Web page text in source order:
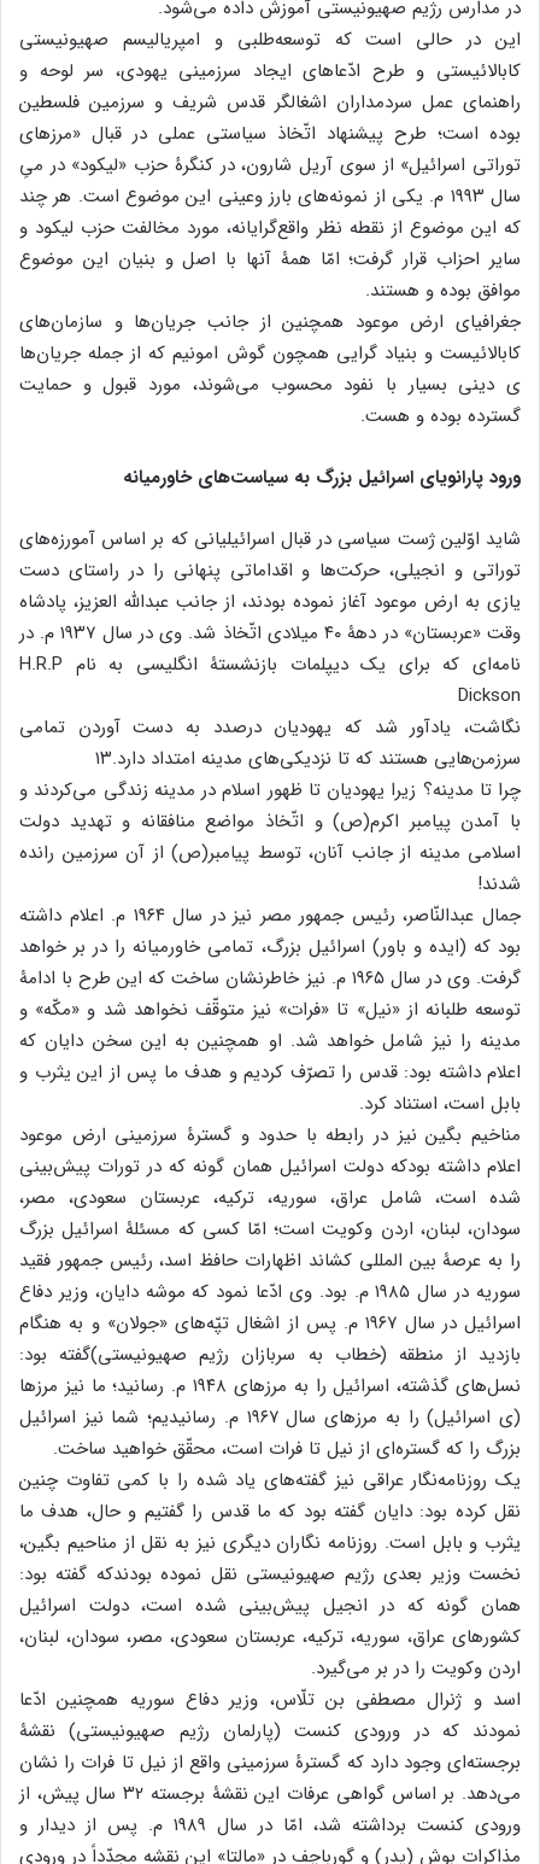
در مدارس رژیم صهیونیستی آموزش داده می‌شود.
این در حالی است که توسعه‌طلبی و امپریالیسم صهیونیستی
کابالائیستی و طرح ادّعا‌های ایجاد سرزمینی یهودی، سر لوحه و
راهنمای عمل سردمداران اشغالگر قدس شریف و سرزمین فلسطین
بوده است؛ طرح پیشنهاد اتّخاذ سیاستی عملی در قبال «مرزهای
توراتی اسرائیل» از سوی آریل شارون، در کنگرۀ حزب «لیکود» در میِ
‌سال ۱۹۹۳ م. یکی از نمونه‌های بارز وعینی این موضوع است. هر چند
که این موضوع از نقطه نظر واقع‌گرایانه، مورد مخالفت حزب لیکود و
سایر احزاب قرار گرفت؛ امّا همۀ آنها با اصل و بنیان این موضوع
موافق بوده و هستند.
جغرافیای ارض موعود همچنین از جانب جریان‌ها و سازمان‌های
کابالائیست و بنیاد گرایی همچون گوش امونیم که از جمله جریان‌ها
ی دینی بسیار با نفود محسوب می‌شوند، مورد قبول و حمایت
گسترده بوده و هست.
ورود پارانویای اسرائیل بزرگ به سیاست‌های خاورمیانه
شاید اوّلین ژست سیاسی در قبال اسرائیلیانی که بر اساس آمورزه‌های
توراتی و انجیلی، حرکت‌ها و اقداماتی پنهانی را در راستای دست
یازی به ارض موعود آغاز نموده بودند، از جانب عبدالله العزیز، پادشاه
وقت «عربستان» در دهۀ ۴۰ میلادی اتّخاذ شد. وی در سال ۱۹۳۷ م. در
نامه‌ای که برای یک دیپلمات بازنشستۀ انگلیسی به نام H.R.P
Dickson
نگاشت، یادآور شد که یهودیان درصدد به دست آوردن تمامی
سرزمن‌هایی هستند که تا نزدیکی‌های مدینه امتداد دارد.۱۳
چرا تا مدینه؟ زیرا یهودیان تا ظهور اسلام در مدینه زندگی می‌کردند و
با آمدن پیامبر اکرم(ص) و اتّخاذ مواضع منافقانه و تهدید دولت
اسلامی مدینه از جانب آنان، توسط پیامبر(ص) از آن سرزمین رانده
شدند!
جمال عبدالنّاصر، رئیس جمهور مصر نیز در سال ۱۹۶۴ م. اعلام داشته
بود که (ایده و باور) اسرائیل بزرگ، تمامی خاورمیانه را در بر خواهد
گرفت. وی در سال ۱۹۶۵ م. نیز خاطرنشان ساخت که این طرح با ادامۀ
توسعه طلبانه از «نیل» تا «فرات» نیز متوقّف نخواهد شد و «مکّه» و
مدینه را نیز شامل خواهد شد. او همچنین به این سخن دایان که
اعلام داشته بود: قدس را تصرّف کردیم و هدف ما پس از این یثرب و
بابل است، استناد کرد.
مناخیم بگین نیز در رابطه با حدود و گسترۀ سرزمینی ارض موعود
اعلام داشته بودکه دولت اسرائیل همان گونه که در تورات پیش‌بینی
شده است، شامل عراق، سوریه، ترکیه، عربستان سعودی، مصر،
سودان، لبنان، اردن وکویت است؛ امّا کسی که مسئلۀ اسرائیل بزرگ
را به عرصۀ بین المللی کشاند اظهارات حافظ اسد، رئیس جمهور فقید
سوریه در سال ۱۹۸۵ م. بود. وی ادّعا نمود که موشه دایان، وزیر دفاع
اسرائیل در سال ۱۹۶۷ م. پس از اشغال تپّه‌های «جولان» و به هنگام
بازدید از منطقه (خطاب به سربازان رژیم صهیونیستی)گفته بود:
نسل‌های گذشته، اسرائیل را به مرزهای ۱۹۴۸ م. رسانید؛ ما نیز مرزها
(ی اسرائیل) را به مرزهای سال ۱۹۶۷ م. رسانیدیم؛ شما نیز اسرائیل
بزرگ را که گستره‌ای از نیل تا فرات است، محقّق خواهید ساخت.
یک روزنامه‌نگار عراقی نیز گفته‌های یاد شده را با کمی تفاوت چنین
نقل کرده بود: دایان گفته بود که ما قدس را گفتیم و حال، هدف ما
یثرب و بابل است. روزنامه نگاران دیگری نیز به نقل از مناحیم بگین،
نخست وزیر بعدی رژیم صهیونیستی نقل نموده بودندکه گفته بود:
همان گونه که در انجیل پیش‌بینی شده است، دولت اسرائیل
کشورهای عراق، سوریه، ترکیه، عربستان سعودی، مصر، سودان، لبنان،
اردن وکویت را در بر می‌گیرد.
اسد و ژنرال مصطفی بن تلّاس، وزیر دفاع سوریه همچنین ادّعا
نمودند که در ورودی کنست (پارلمان رژیم صهیونیستی) نقشۀ
برجسته‌ای وجود دارد که گسترۀ سرزمینی واقع از نیل تا فرات را نشان
می‌دهد. بر اساس گواهی عرفات این نقشۀ برجسته ۳۲ سال پیش، از
ورودی کنست برداشته شد، امّا در سال ۱۹۸۹ م. پس از دیدار و
مذاکرات بوش (پدر) و گورباچف در «مالتا» این نقشه مجدّداً در ورودی